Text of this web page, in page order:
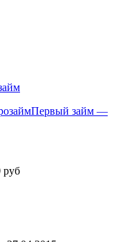
Первый займ —
руб